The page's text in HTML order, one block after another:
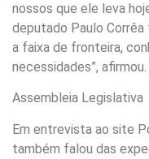
nossos que ele leva
deputado Paulo
a faixa de fronteira,
necessidades”, afirmou.
Assembleia Legislativa
Em entrevista ao site
também falou das